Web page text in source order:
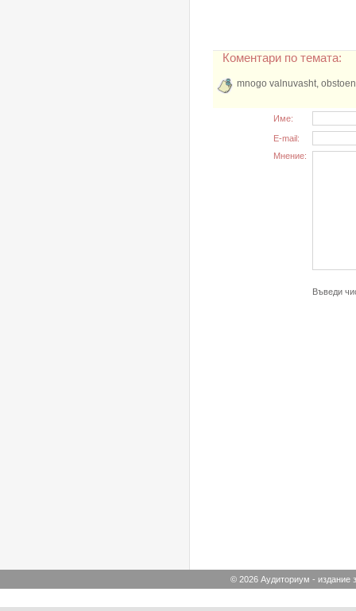
Коментари по темата:
mnogo valnuvasht,
Име:
E-mail:
Мнение:
Въведи
© 2026 Аудиториум - издание